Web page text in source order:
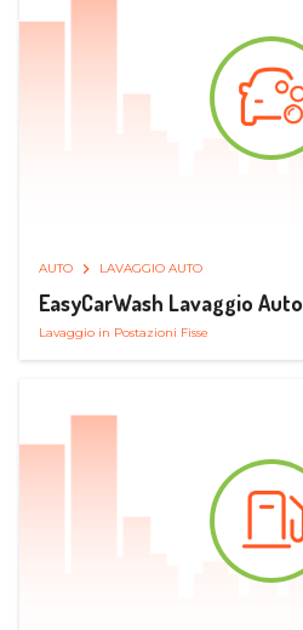
AUTO LAVAGGIO AUTO
EasyCarWash Lavaggio Auto
Lavaggio in Postazioni Fisse